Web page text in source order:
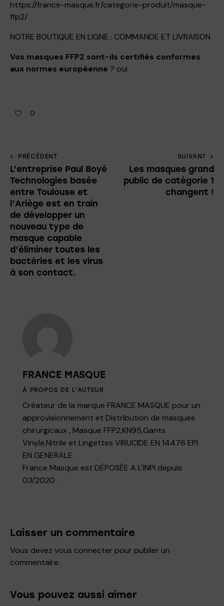
https://france-masque.fr/categorie-produit/masque-
ffp2/
NOTRE BOUTIQUE EN LIGNE : COMMANDE ET LIVRAISON
Vos masques FFP2 sont-ils certifiés conformes
aux normes européenne ? oui
0
PRÉCÉDENT
L’entreprise Paul Boyé
Technologies basée
entre Toulouse et
l’Ariège est en train
de développer un
nouveau type de
masque capable
d’éliminer toutes les
bactéries et les virus
à son contact.
SUIVANT
Les masques grand
public de catégorie 1
changent !
FRANCE MASQUE
À PROPOS DE L'AUTEUR
Créateur de la marque FRANCE MASQUE pour un
approvisionnement et Distribution de masques
chirurgicaux , Masque FFP2,KN95,Gants
Vinyle,Nitrile et Lingettes VIRUCIDE EN 14476 EPI
EN GENERALE .
France Masque est DÉPOSÉE A L'INPI depuis
03/2020 .
Laisser un commentaire
Vous devez vous connecter pour publier un
commentaire.
Vous pouvez aussi aimer